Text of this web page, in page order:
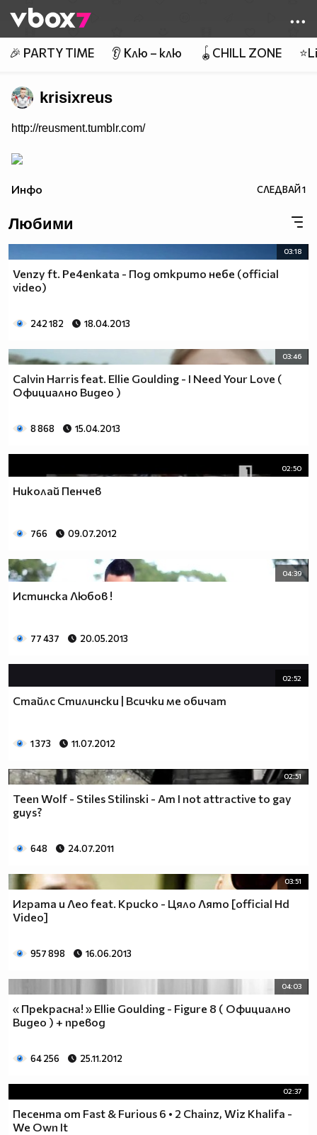
👾
🎉 PARTY TIME 👂 Клю – клю 🪀CHILL ZONE
krisixreus
http://reusment.tumblr.com/
Инфо СЛЕДВАЙ1
Любими
03:18
Venzy ft. Pe4enkata - Под открито небе (official
video)
242 182 18.04.2013
03:46
Calvin Harris feat. Ellie Goulding - I Need Your Love (
Официално Видео )
8 868 15.04.2013
02:50
Николай Пенчев
766 09.07.2012
04:39
Истинска Любов !
77 437 20.05.2013
02:52
Стайлс Стилински | Всички ме обичат
1 373 11.07.2012
02:51
Teen Wolf - Stiles Stilinski - Am I not attractive to gay
guys?
648 24.07.2011
03:51
Играта и Лео feat. Криско - Цяло Лято [official Hd
Video]
957 898 16.06.2013
04:03
« Прекрасна! » Ellie Goulding - Figure 8 ( Официално
Видео ) + превод
64 256 25.11.2012
02:37
Песента от Fast & Furious 6 • 2 Chainz, Wiz Khalifa -
We Own It